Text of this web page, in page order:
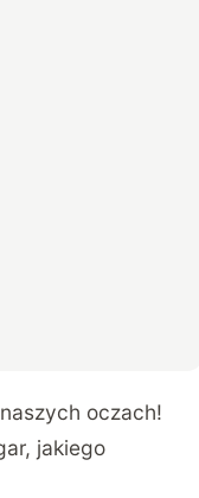
oczach!
jakiego